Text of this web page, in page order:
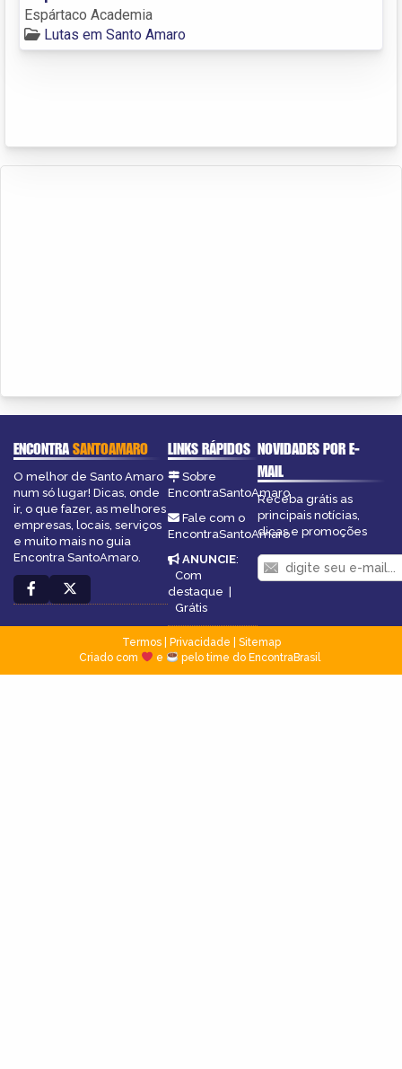
Espártaco Academia
Lutas em Santo Amaro
ENCONTRASANTOAMARO
O melhor de Santo Amaro
num só lugar! Dicas, onde
ir, o que fazer, as melhores
empresas, locais, serviços
e muito mais no guia
Encontra SantoAmaro.
LINKS RÁPIDOS
Sobre
EncontraSantoAmaro
Fale com o
EncontraSantoAmaro
ANUNCIE:
Com
destaque |
Grátis
NOVIDADES POR E-
MAIL
Receba grátis as
principais notícias,
dicas e promoções
Termos| Privacidade
Sitemap
Criado com
e pelo time do EncontraBrasil